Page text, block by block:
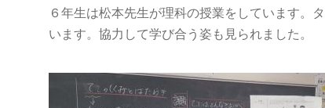
６年生は松本先生が理科の授業をしています。
います。協力して学び合う姿も見られました。